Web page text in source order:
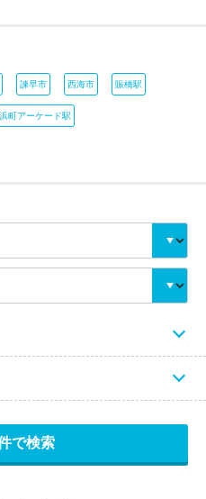
諫早市 西海市 賑橋駅
浜町アーケード駅